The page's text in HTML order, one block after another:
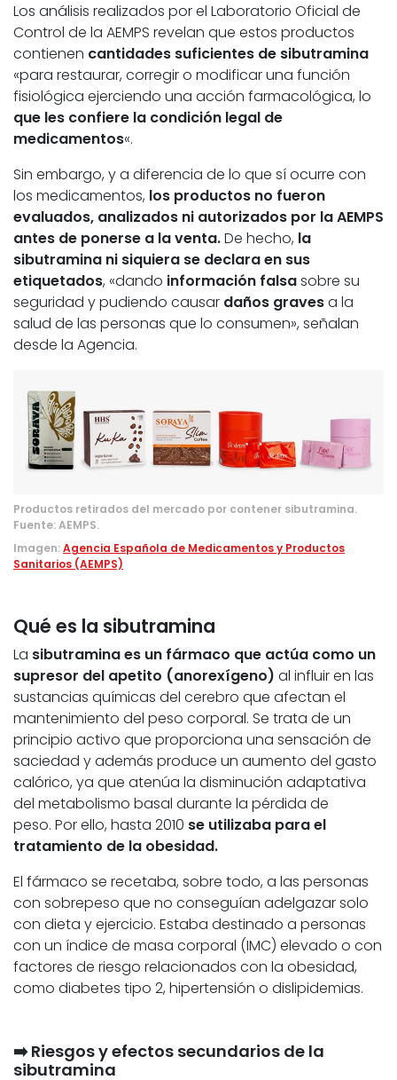
Los análisis realizados por el Laboratorio Oficial de
Control de la AEMPS revelan que estos productos
contienen cantidades suficientes de sibutramina
«para restaurar, corregir o modificar una función
fisiológica ejerciendo una acción farmacológica, lo
que les confiere la condición legal de
medicamentos«.
Sin embargo, y a diferencia de lo que sí ocurre con
los medicamentos, los productos no fueron
evaluados, analizados ni autorizados por la AEMPS
antes de ponerse a la venta.De hecho, la
sibutramina ni siquiera se declara en sus
etiquetados, «dando información falsasobre su
seguridad y pudiendo causar daños gravesa la
salud de las personas que lo consumen», señalan
desde la Agencia.
Productos retirados del mercado por contener sibutramina.
Fuente: AEMPS.
Imagen:Agencia Española de Medicamentos y Productos
Sanitarios (AEMPS)
Qué es la sibutramina
La sibutramina es un fármaco que actúa como un
supresor del apetito (anorexígeno) al influir en las
sustancias químicas del cerebro que afectan el
mantenimiento del peso corporal. Se trata de un
principio activo que proporciona una sensación de
saciedad y además produce un aumento del gasto
calórico, ya que atenúa la disminución adaptativa
del metabolismo basal durante la pérdida de
peso. Por ello, hasta 2010 se utilizaba para el
tratamiento de la obesidad.
El fármaco se recetaba, sobre todo, a las personas
con sobrepeso que no conseguían adelgazar solo
con dieta y ejercicio. Estaba destinado a personas
con un índice de masa corporal (IMC) elevado o con
factores de riesgo relacionados con la obesidad,
como diabetes tipo 2, hipertensión o dislipidemias.
➡️Riesgos y efectos secundarios de la
sibutramina